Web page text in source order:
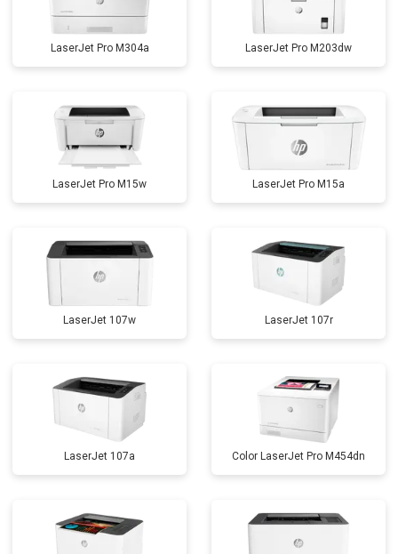
LaserJet Pro M304a LaserJet Pro M203dw
LaserJet Pro M15w LaserJet Pro M15a
LaserJet 107w LaserJet 107r
LaserJet 107a Color LaserJet Pro M454dn